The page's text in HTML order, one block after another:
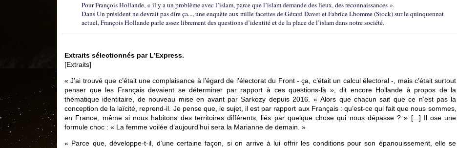
Pour François Hollande, « il y a un problème avec l’islam, parce que l’islam demande des lieux, des reconnaissances ».
Dans Un président ne devrait pas dire ça..., une enquête aux mille facettes de Gérard Davet et Fabrice Lhomme (Stock) sur le quinquennat
actuel, François Hollande parle assez librement des questions d’identité et de la place de l’islam dans notre société.
Extraits sélectionnés par L’Express.
[Extraits]
« J’ai trouvé que c’était une complaisance à l’égard de l’électorat du Front - ça, c’était un calcul électoral -, mais c’était surtout
penser que les Français devaient se déterminer par rapport à ces questions-là », dit encore Hollande à propos de la
thématique identitaire, de nouveau mise en avant par Sarkozy depuis 2016. « Alors que chacun sait que ce n’est pas la
conception de la laïcité, reprend-il. Je pense que, le sujet, il est par rapport aux Français : qu’est-ce qui fait que nous sommes,
en France, même si nous habitons des territoires différents, liés par quelque chose qui nous dépasse ? » [...] Il ose une
formule choc : « La femme voilée d’aujourd’hui sera la Marianne de demain. »
« Parce que, développe-t-il, d’une certaine façon, si on arrive à lui offrir les conditions pour son épanouissement, elle se